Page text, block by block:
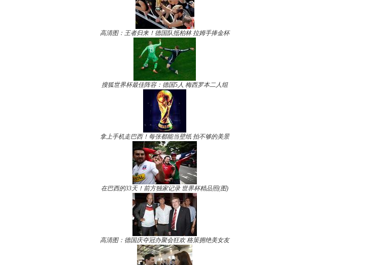
高清图：王者归来！德国队抵柏林 拉姆手捧金杯
搜狐世界杯最佳阵容：德国5人 梅西罗本二人组
拿上手机走巴西！每张都能当壁纸 拍不够的美景
在巴西的33天！前方独家记录 世界杯精品照(图)
高清图：德国庆夺冠办聚会狂欢 格策拥绝美女友